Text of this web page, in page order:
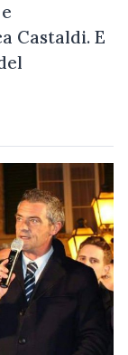
Castaldi. E